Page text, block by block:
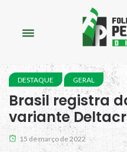
DESTAQUE GERAL
Brasil registra
variante
15 de março de 2022